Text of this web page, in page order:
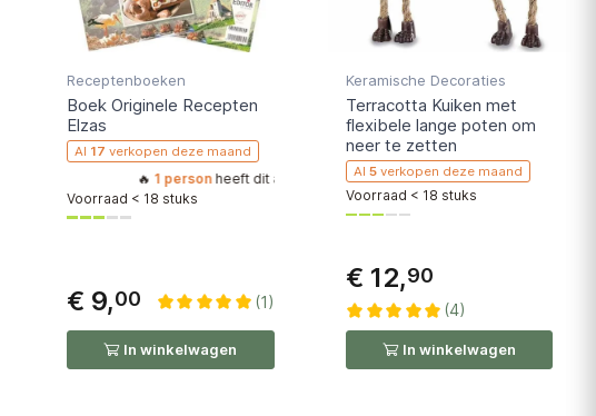
Receptenboeken
Boek Originele Recepten
Elzas
Al 17 verkopen deze maand
1 person heeft dit artikel onlangs aan zijn winkelwagen toegevoegd, doe
Voorraad < 18 stuks
€ 9,00 (1)
In winkelwagen
Keramische Decoraties
Terracotta Kuiken met
flexibele lange poten om
neer te zetten
Al 5verkopen deze maand
Voorraad < 18 stuks
€ 12,90
(4)
In winkelwagen